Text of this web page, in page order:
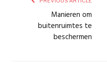
Manieren om
buitenruimtes te
beschermen